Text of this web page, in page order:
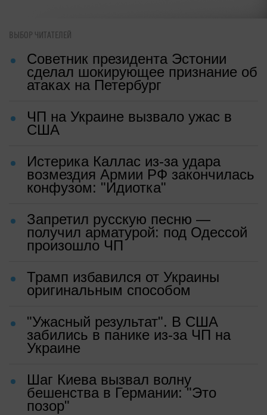
ВЫБОР ЧИТАТЕЛЕЙ
Советник президента Эстонии
сделал шокирующее признание об
атаках на Петербург
ЧП на Украине вызвало ужас в
США
Истерика Каллас из-за удара
возмездия Армии РФ закончилась
конфузом: "Идиотка"
Запретил русскую песню —
получил арматурой: под Одессой
произошло ЧП
Трамп избавился от Украины
оригинальным способом
"Ужасный результат". В США
забились в панике из-за ЧП на
Украине
Шаг Киева вызвал волну
бешенства в Германии: "Это
позор"